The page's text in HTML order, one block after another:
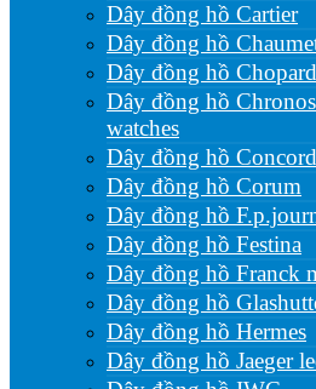
Dây đồng hồ Cartier
Dây đồng hồ
Dây đồng hồ Chopard
Dây đồng hồ
watches
Dây đồng hồ Concord
Dây đồng hồ Corum
Dây đồng hồ
Dây đồng hồ Festina
Dây đồng hồ Franck
Dây đồng hồ
Dây đồng hồ Hermes
Dây đồng hồ Jaeger